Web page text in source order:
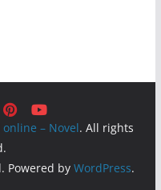
– Novel. All rights
Powered by WordPress.